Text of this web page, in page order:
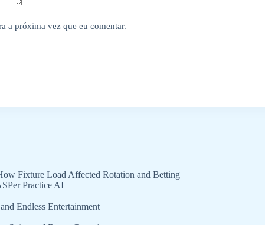
a próxima vez que eu comentar.
Fixture Load Affected Rotation and Betting
Practice AI
Endless Entertainment